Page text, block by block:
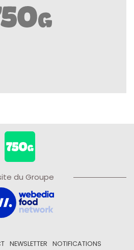
du Groupe
NEWSLETTER NOTIFICATIONS